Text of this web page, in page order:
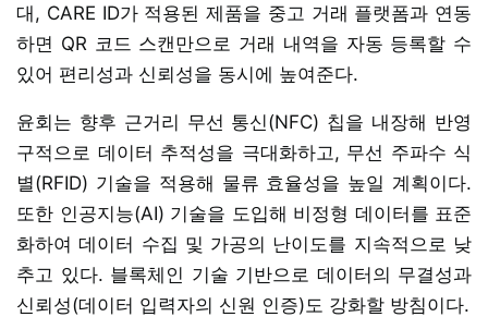
대, CARE ID가 적용된 제품을 중고 거래 플랫폼과 연동
하면 QR 코드 스캔만으로 거래 내역을 자동 등록할 수
있어 편리성과 신뢰성을 동시에 높여준다.
윤회는 향후 근거리 무선 통신(NFC) 칩을 내장해 반영
구적으로 데이터 추적성을 극대화하고, 무선 주파수 식
별(RFID) 기술을 적용해 물류 효율성을 높일 계획이다.
또한 인공지능(AI) 기술을 도입해 비정형 데이터를 표준
화하여 데이터 수집 및 가공의 난이도를 지속적으로 낮
추고 있다. 블록체인 기술 기반으로 데이터의 무결성과
신뢰성(데이터 입력자의 신원 인증)도 강화할 방침이다.